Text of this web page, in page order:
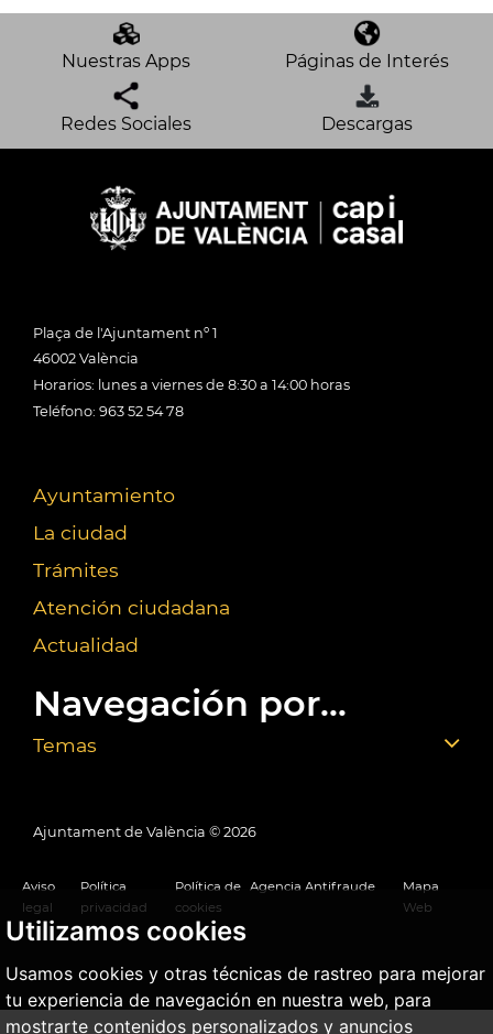
Utilizamos cookies
Usamos cookies y otras técnicas de rastreo para mejorar
tu experiencia de navegación en nuestra web, para
mostrarte contenidos personalizados y anuncios
Nuestras Apps Páginas de Interés
Redes Sociales Descargas
Plaça de l'Ajuntament nº 1
46002 València
Horarios: lunes a viernes de 8:30 a 14:00 horas
Teléfono: 963 52 54 78
Ayuntamiento
La ciudad
Trámites
Atención ciudadana
Actualidad
Navegación por...
Temas
Ajuntament de València © 2026
Aviso
legal
Política
privacidad
Política de
cookies
Agencia Antifraude
Mapa
Web